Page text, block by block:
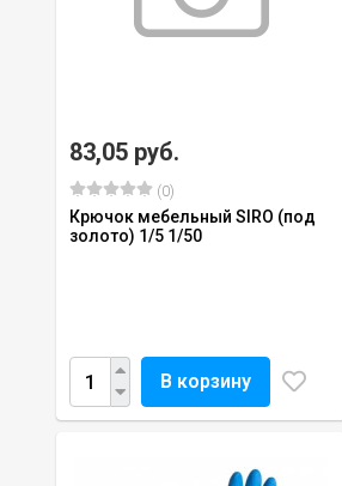
83,05 руб.
(0)
Крючок мебельный SIRO (под
золото) 1/5 1/50
В корзину